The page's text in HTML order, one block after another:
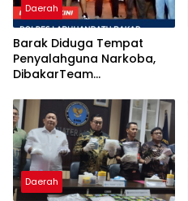
Daerah
Barak Diduga Tempat
Penyalahguna Narkoba,
DibakarTeam
Daerah